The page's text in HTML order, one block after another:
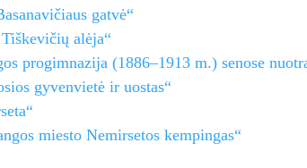
gatvė“
alėja“
progimnazija (1886–1913 m.) senose
gyvenvietė ir uostas“
miesto Nemirsetos kempingas“